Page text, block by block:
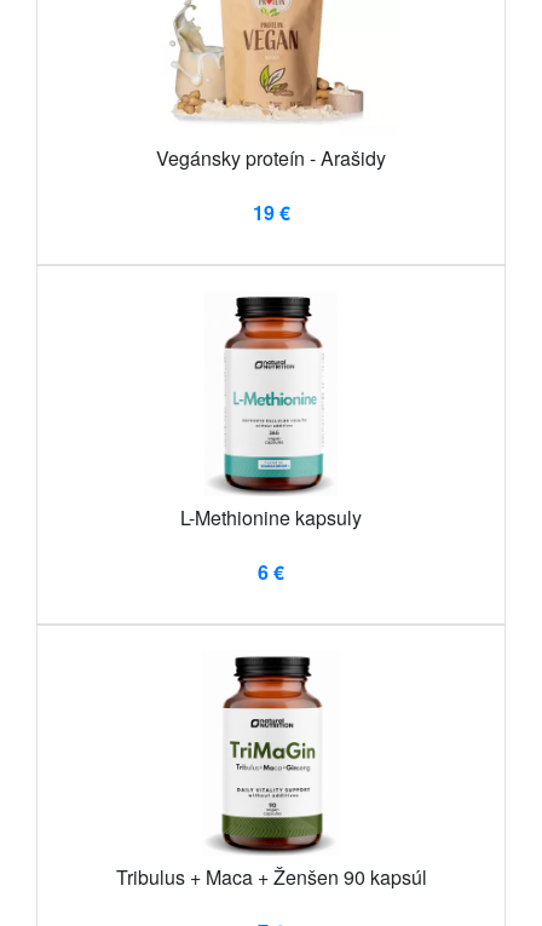
Vegánsky proteín - Arašidy
19 €
L-Methionine kapsuly
6 €
Tribulus + Maca + Ženšen 90 kapsúl